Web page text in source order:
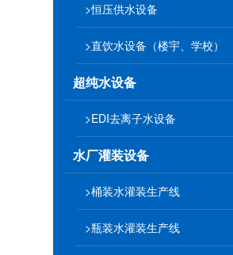
>恒压供水设备
>直饮水设备（楼宇、学校）
超纯水设备
>EDI去离子水设备
水厂灌装设备
>桶装水灌装生产线
>瓶装水灌装生产线